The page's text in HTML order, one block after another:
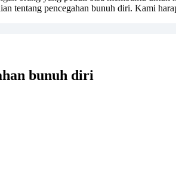
tentang pencegahan bunuh diri. Kami
bunuh diri